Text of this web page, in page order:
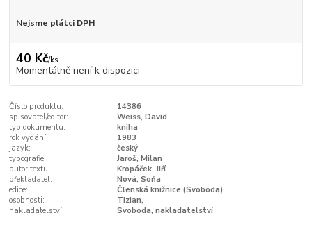
Nejsme plátci DPH
40 Kč/ks
Momentálně není k dispozici
Číslo produktu:
14386
spisovatel/editor:
Weiss, David
typ dokumentu:
kniha
rok vydání:
1983
jazyk:
český
typografie:
Jaroš, Milan
autor textu:
Kropáček, Jiří
překladatel:
Nová, Soňa
edice:
Členská knižnice (Svoboda)
osobnosti:
Tizian,
nakladatelství:
Svoboda, nakladatelství